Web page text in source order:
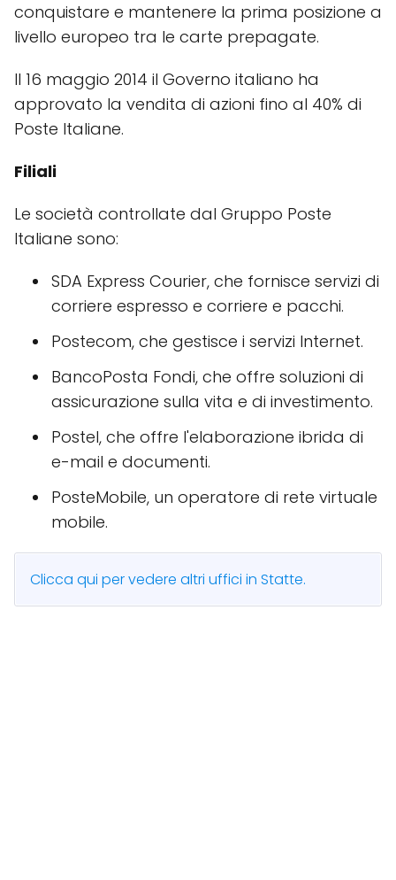
conquistare e mantenere la prima posizione a
livello europeo tra le carte prepagate.
Il 16 maggio 2014 il Governo italiano ha
approvato la vendita di azioni fino al 40% di
Poste Italiane.
Filiali
Le società controllate dal Gruppo Poste
Italiane sono:
SDA Express Courier, che fornisce servizi di
corriere espresso e corriere e pacchi.
Postecom, che gestisce i servizi Internet.
BancoPosta Fondi, che offre soluzioni di
assicurazione sulla vita e di investimento.
Postel, che offre l'elaborazione ibrida di
e-mail e documenti.
PosteMobile, un operatore di rete virtuale
mobile.
Clicca qui per vedere altri uffici in Statte.